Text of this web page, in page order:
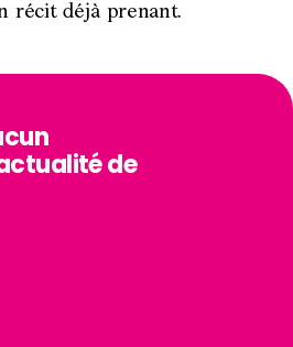
récit déjà prenant.
de